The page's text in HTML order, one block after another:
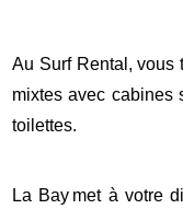
Au Surf Rental, vous
mixtes avec cabines
toilettes.
La Bay met à votre